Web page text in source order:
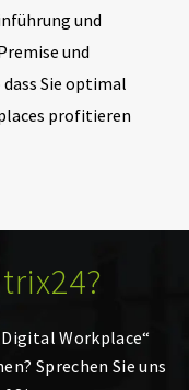
und
und
Sie optimal
profitieren
Workplace“
Sprechen Sie uns